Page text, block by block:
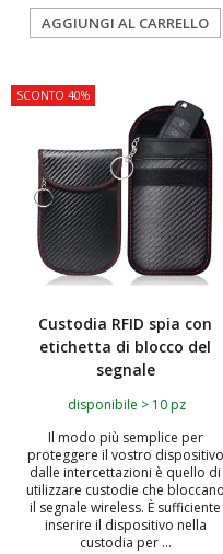
AGGIUNGI AL CARRELLO
SCONTO 40%
Custodia RFID spia con
etichetta di blocco del
segnale
disponibile > 10 pz
Il modo più semplice per
proteggere il vostro dispositivo
dalle intercettazioni è quello di
utilizzare custodie che bloccano
il segnale wireless. È sufficiente
inserire il dispositivo nella
custodia per ...